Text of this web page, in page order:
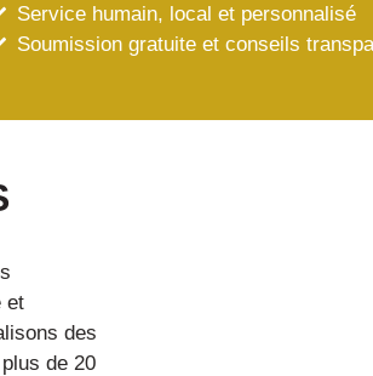
Service humain, local et personnalisé
Soumission gratuite et conseils
et
des
de 20